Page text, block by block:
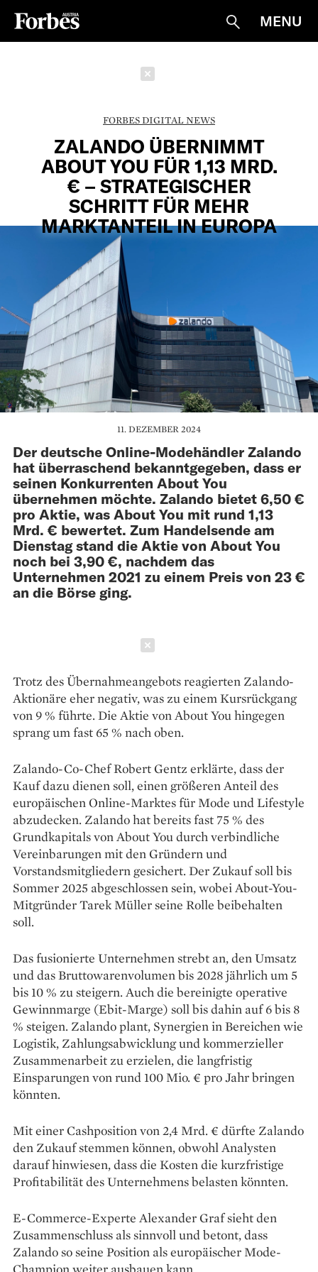
Suche
MENU
FORBES DIGITAL NEWS
ZALANDO ÜBERNIMMT
ABOUT YOU FÜR 1,13 MRD.
€ – STRATEGISCHER
SCHRITT FÜR MEHR
MARKTANTEIL IN EUROPA
11. DEZEMBER 2024
Der deutsche Online-Modehändler Zalando
hat überraschend bekanntgegeben, dass er
seinen Konkurrenten About You
übernehmen möchte. Zalando bietet 6,50 €
pro Aktie, was About You mit rund 1,13
Mrd. € bewertet. Zum Handelsende am
Dienstag stand die Aktie von About You
noch bei 3,90 €, nachdem das
Unternehmen 2021 zu einem Preis von 23 €
an die Börse ging.
Trotz des Übernahmeangebots reagierten Zalando-
Aktionäre eher negativ, was zu einem Kursrückgang
von 9 % führte. Die Aktie von About You hingegen
sprang um fast 65 % nach oben.
Zalando-Co-Chef Robert Gentz erklärte, dass der
Kauf dazu dienen soll, einen größeren Anteil des
europäischen Online-Marktes für Mode und Lifestyle
abzudecken. Zalando hat bereits fast 75 % des
Grundkapitals von About You durch verbindliche
Vereinbarungen mit den Gründern und
Vorstandsmitgliedern gesichert. Der Zukauf soll bis
Sommer 2025 abgeschlossen sein, wobei About-You-
Mitgründer Tarek Müller seine Rolle beibehalten
soll.
Das fusionierte Unternehmen strebt an, den Umsatz
und das Bruttowarenvolumen bis 2028 jährlich um 5
bis 10 % zu steigern. Auch die bereinigte operative
Gewinnmarge (Ebit-Marge) soll bis dahin auf 6 bis 8
% steigen. Zalando plant, Synergien in Bereichen wie
Logistik, Zahlungsabwicklung und kommerzieller
Zusammenarbeit zu erzielen, die langfristig
Einsparungen von rund 100 Mio. € pro Jahr bringen
könnten.
Mit einer Cashposition von 2,4 Mrd. € dürfte Zalando
den Zukauf stemmen können, obwohl Analysten
darauf hinwiesen, dass die Kosten die kurzfristige
Profitabilität des Unternehmens belasten könnten.
E-Commerce-Experte Alexander Graf sieht den
Zusammenschluss als sinnvoll und betont, dass
Zalando so seine Position als europäischer Mode-
Champion weiter ausbauen kann.